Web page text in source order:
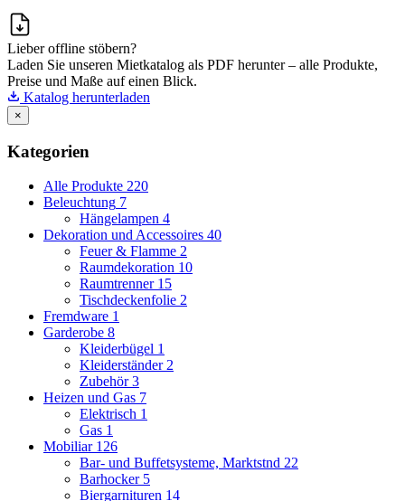
Lieber offline stöbern?
Laden Sie unseren Mietkatalog als PDF herunter – alle Produkte,
Preise und Maße auf einen Blick.
Katalog herunterladen
×
Kategorien
Alle Produkte 220
Beleuchtung 7
Hängelampen 4
Dekoration und Accessoires 40
Feuer & Flamme 2
Raumdekoration 10
Raumtrenner 15
Tischdeckenfolie 2
Fremdware 1
Garderobe 8
Kleiderbügel 1
Kleiderständer 2
Zubehör 3
Heizen und Gas 7
Elektrisch 1
Gas 1
Mobiliar 126
Bar- und Buffetsysteme, Marktstnd 22
Barhocker 5
Biergarnituren 14